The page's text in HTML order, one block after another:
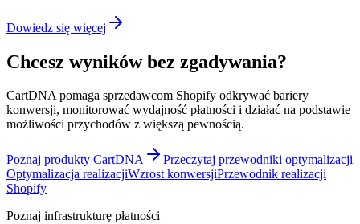
Dowiedz się więcej
Chcesz wyników bez zgadywania?
CartDNA pomaga sprzedawcom Shopify odkrywać bariery
konwersji, monitorować wydajność płatności i działać na podstawie
możliwości przychodów z większą pewnością.
Poznaj produkty CartDNA
Przeczytaj przewodniki optymalizacji
Optymalizacja realizacjiWzrost konwersjiPrzewodnik realizacji
Shopify
Poznaj infrastrukturę płatności